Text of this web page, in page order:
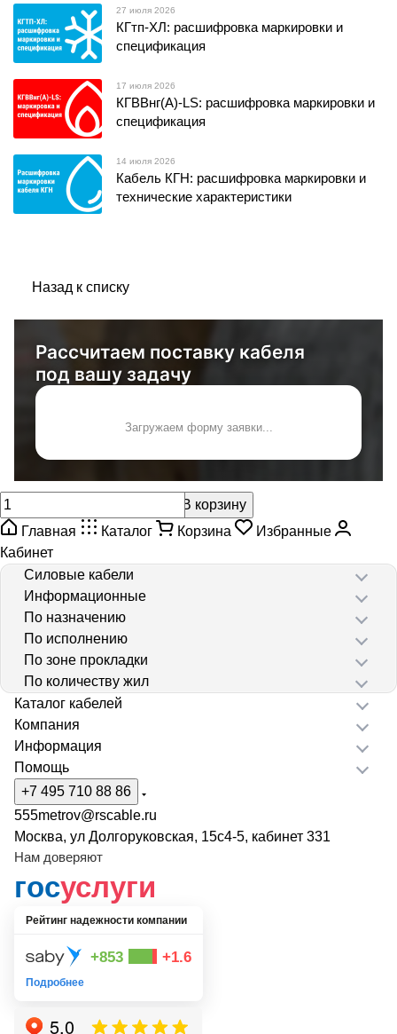
27 июля 2026
КГтп-ХЛ: расшифровка маркировки и
спецификация
17 июля 2026
КГВВнг(А)-LS: расшифровка маркировки и
спецификация
14 июля 2026
Кабель КГН: расшифровка маркировки и
технические характеристики
Назад к списку
Рассчитаем поставку кабеля
под вашу задачу
Загружаем форму заявки...
В корзину
Главная
Каталог Корзина
Избранные
Кабинет
Силовые кабели
Информационные
По назначению
По исполнению
По зоне прокладки
По количеству жил
Каталог кабелей
Компания
Информация
Помощь
+7 495 710 88 86
555metrov@rscable.ru
Москва, ул Долгоруковская, 15с4-5, кабинет 331
Нам доверяют
госуслуги
Рейтинг надежности компании
+853 +1.6
Подробнее